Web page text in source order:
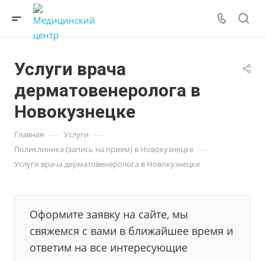
Услуги врача
дерматовенеролога в
Новокузнецке
Главная — Услуги —
Поликлиника (запись на прием) в Новокузнецке —
Услуги врача дерматовенеролога в Новокузнецке
Оформите заявку на сайте, мы
свяжемся с вами в ближайшее время и
ответим на все интересующие